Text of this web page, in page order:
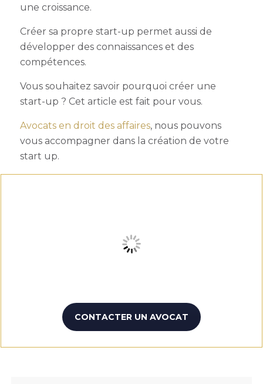
une croissance.
Créer sa propre start-up permet aussi de
développer des connaissances et des
compétences.
Vous souhaitez savoir pourquoi créer une
start-up ? Cet article est fait pour vous.
Avocats en droit des affaires, nous pouvons
vous accompagner dans la création de votre
start up.
CONTACTER UN AVOCAT